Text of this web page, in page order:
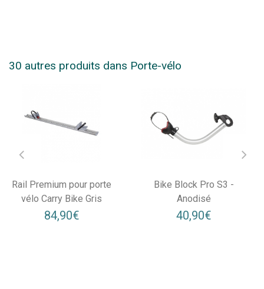
30 autres produits dans Porte-vélo
Rail Premium pour porte
vélo Carry Bike Gris
84,90€
Bike Block Pro S3 -
Anodisé
40,90€